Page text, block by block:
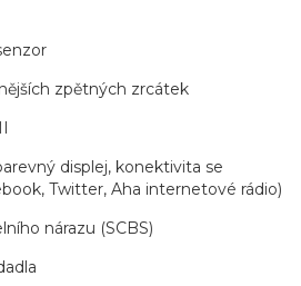
zpětných zrcátek
displej, konektivita se
Twitter, Aha internetové rádio)
nárazu (SCBS)